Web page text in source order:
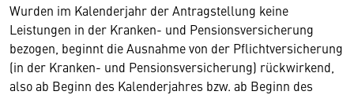
Wurden im Kalenderjahr der Antragstellung keine
Leistungen in der Kranken- und Pensionsversicherung
bezogen, beginnt die Ausnahme von der Pflichtversicherung
(in der Kranken- und Pensionsversicherung) rückwirkend,
also ab Beginn des Kalenderjahres bzw. ab Beginn des